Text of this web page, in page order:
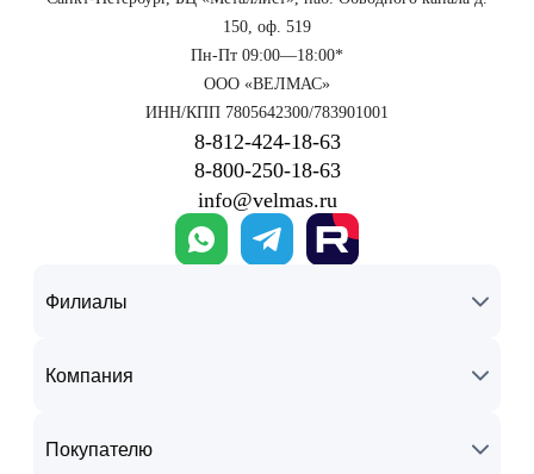
150, оф. 519
Пн-Пт 09:00—18:00*
ООО «ВЕЛМАС»
ИНН/КПП 7805642300/783901001
8‑812‑424‑18‑63
8‑800‑250‑18‑63
info@velmas.ru
Филиалы
Компания
Покупателю